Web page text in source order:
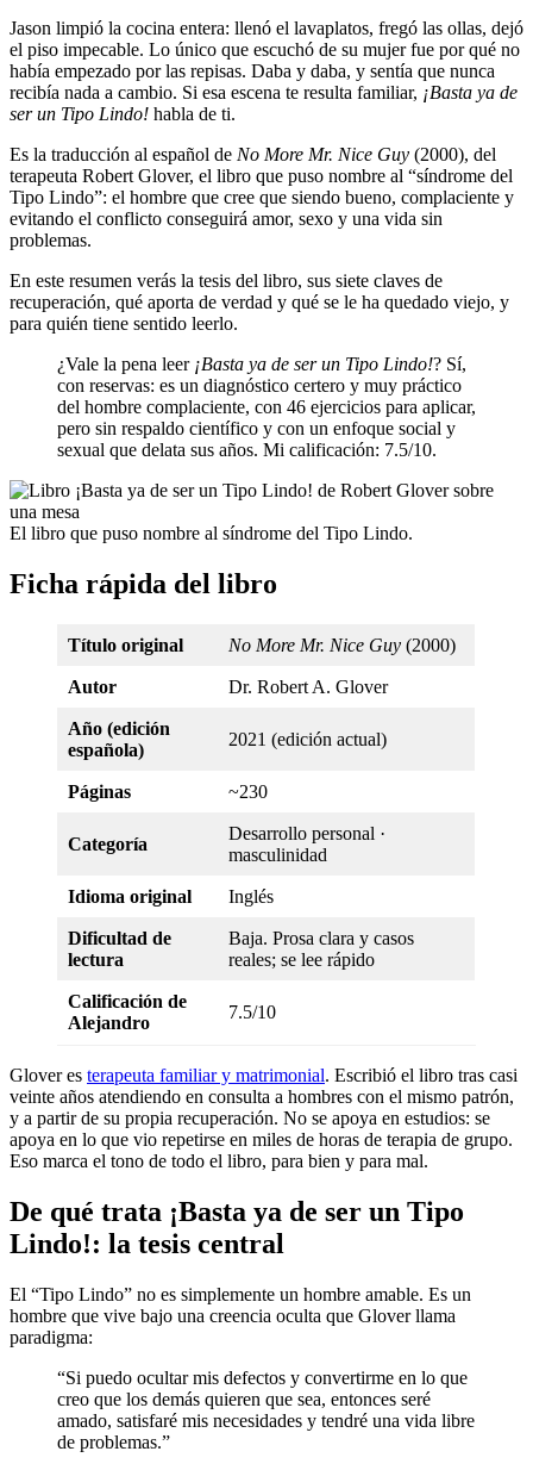
Jason limpió la cocina entera: llenó el lavaplatos, fregó las ollas, dejó
el piso impecable. Lo único que escuchó de su mujer fue por qué no
había empezado por las repisas. Daba y daba, y sentía que nunca
recibía nada a cambio. Si esa escena te resulta familiar, ¡Basta ya de
ser un Tipo Lindo! habla de ti.
Es la traducción al español de No More Mr. Nice Guy (2000), del
terapeuta Robert Glover, el libro que puso nombre al “síndrome del
Tipo Lindo”: el hombre que cree que siendo bueno, complaciente y
evitando el conflicto conseguirá amor, sexo y una vida sin
problemas.
En este resumen verás la tesis del libro, sus siete claves de
recuperación, qué aporta de verdad y qué se le ha quedado viejo, y
para quién tiene sentido leerlo.
¿Vale la pena leer ¡Basta ya de ser un Tipo Lindo!? Sí,
con reservas: es un diagnóstico certero y muy práctico
del hombre complaciente, con 46 ejercicios para aplicar,
pero sin respaldo científico y con un enfoque social y
sexual que delata sus años. Mi calificación: 7.5/10.
El libro que puso nombre al síndrome del Tipo Lindo.
Ficha rápida del libro
Título original No More Mr. Nice Guy (2000)
Autor Dr. Robert A. Glover
Año (edición
española)
2021 (edición actual)
Páginas ~230
Categoría
Desarrollo personal ·
masculinidad
Idioma original Inglés
Dificultad de
lectura
Baja. Prosa clara y casos
reales; se lee rápido
Calificación de
Alejandro
7.5/10
Glover es terapeuta familiar y matrimonial. Escribió el libro tras casi
veinte años atendiendo en consulta a hombres con el mismo patrón,
y a partir de su propia recuperación. No se apoya en estudios: se
apoya en lo que vio repetirse en miles de horas de terapia de grupo.
Eso marca el tono de todo el libro, para bien y para mal.
De qué trata ¡Basta ya de ser un Tipo
Lindo!: la tesis central
El “Tipo Lindo” no es simplemente un hombre amable. Es un
hombre que vive bajo una creencia oculta que Glover llama
paradigma:
“Si puedo ocultar mis defectos y convertirme en lo que
creo que los demás quieren que sea, entonces seré
amado, satisfaré mis necesidades y tendré una vida libre
de problemas.”